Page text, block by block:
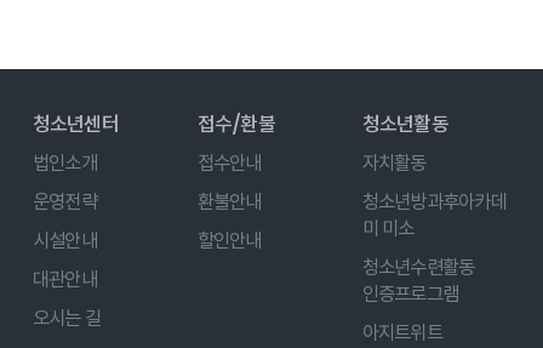
청소년센터
법인소개
운영전략
시설안내
대관안내
오시는 길
접수/환불
접수안내
환불안내
할인안내
청소년활동
자치활동
청소년방과후아카데
미 미소
청소년수련활동
인증프로그램
아지트위트